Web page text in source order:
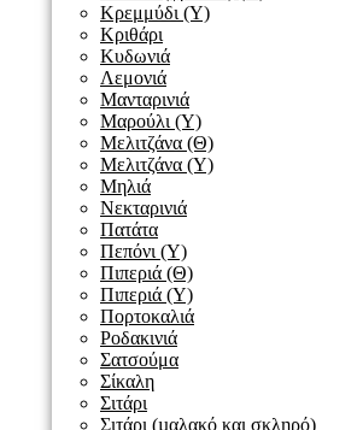
Κρεμμύδι (Υ)
Κριθάρι
Κυδωνιά
Λεμονιά
Μανταρινιά
Μαρούλι (Υ)
Μελιτζάνα (Θ)
Μελιτζάνα (Υ)
Μηλιά
Νεκταρινιά
Πατάτα
Πεπόνι (Υ)
Πιπεριά (Θ)
Πιπεριά (Υ)
Πορτοκαλιά
Ροδακινιά
Σατσούμα
Σίκαλη
Σιτάρι
Σιτάρι (µαλακό και σκληρό)